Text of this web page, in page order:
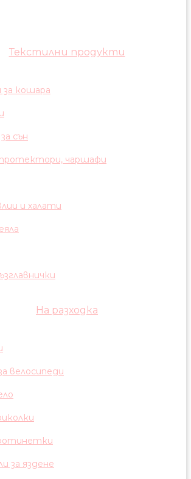
Текстилни продукти
кошара
сън
чаршафи
и халати
На разходка
велосипеди
за яздене